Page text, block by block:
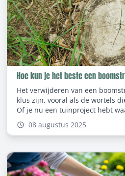
praktische tips om jouw
topconditie te houden.
Hoe kun je het beste een
Het verwijderen van een
klus zijn, vooral als de wortels
Of je nu een tuinproject hebt
weg zit, of simpelweg wilt dat
tuin verdwijnt, het is belangrijk
boomstronk kunt verwijderen.
verwijderen.
08 augustus 2025